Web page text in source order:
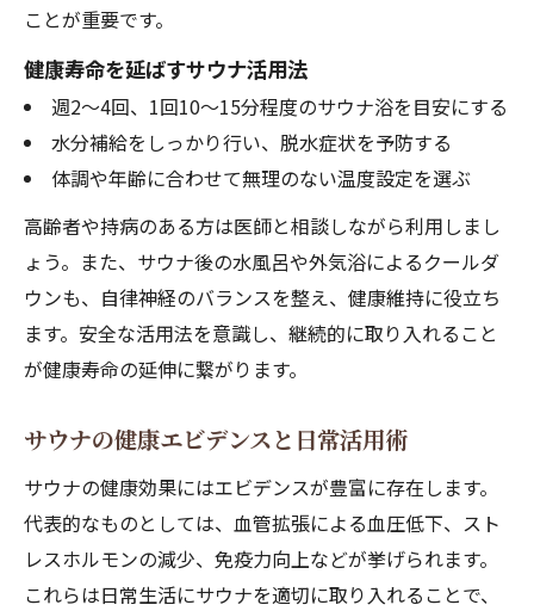
ことが重要です。
健康寿命を延ばすサウナ活用法
週2～4回、1回10～15分程度のサウナ浴を目安にする
水分補給をしっかり行い、脱水症状を予防する
体調や年齢に合わせて無理のない温度設定を選ぶ
高齢者や持病のある方は医師と相談しながら利用しまし
ょう。また、サウナ後の水風呂や外気浴によるクールダ
ウンも、自律神経のバランスを整え、健康維持に役立ち
ます。安全な活用法を意識し、継続的に取り入れること
が健康寿命の延伸に繋がります。
サウナの健康エビデンスと日常活用術
サウナの健康効果にはエビデンスが豊富に存在します。
代表的なものとしては、血管拡張による血圧低下、スト
レスホルモンの減少、免疫力向上などが挙げられます。
これらは日常生活にサウナを適切に取り入れることで、